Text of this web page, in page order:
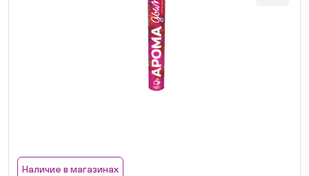
Наличие в магазинах